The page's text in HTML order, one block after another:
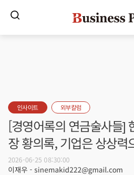
인사이트 외부칼럼
[경영어록의 연금술사들]
장 황의록, 기업은 상상력
2026-06-25 08:30:00
이재우 - sinemakid222@gmail.com